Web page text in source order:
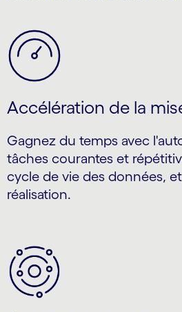
Accélération de la
Gagnez du temps avec
tâches courantes et
cycle de vie des données,
réalisation.